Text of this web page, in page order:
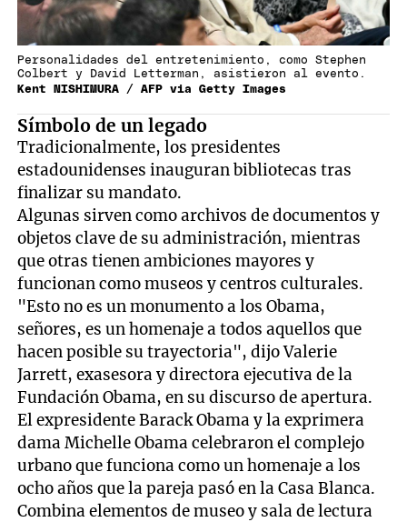
Kent NISHIMURA / AFP via Getty Images
Personalidades del entretenimiento, como Stephen
Colbert y David Letterman, asistieron al evento.
Símbolo de un legado
Tradicionalmente, los presidentes
estadounidenses inauguran bibliotecas tras
finalizar su mandato.
Algunas sirven como archivos de documentos y
objetos clave de su administración, mientras
que otras tienen ambiciones mayores y
funcionan como museos y centros culturales.
"Esto no es un monumento a los Obama,
señores, es un homenaje a todos aquellos que
hacen posible su trayectoria", dijo Valerie
Jarrett, exasesora y directora ejecutiva de la
Fundación Obama, en su discurso de apertura.
El expresidente Barack Obama y la exprimera
dama Michelle Obama celebraron el complejo
urbano que funciona como un homenaje a los
ocho años que la pareja pasó en la Casa Blanca.
Combina elementos de museo y sala de lectura